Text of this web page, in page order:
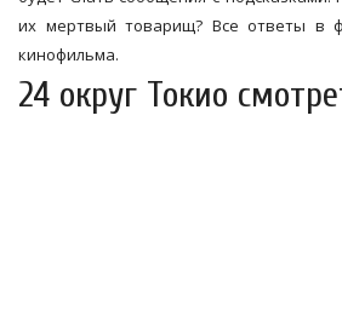
их мертвый товарищ? Все ответы в
кинофильма.
24 округ Токио